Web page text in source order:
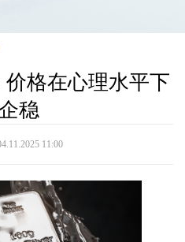
格在心理水平下
稳
11:00